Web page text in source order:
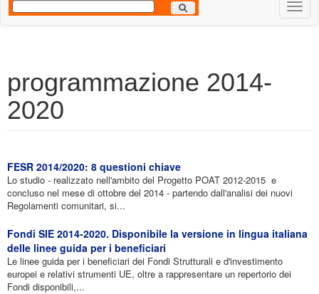
Menù
programmazione 2014-
2020
FESR 2014/2020: 8 questioni chiave
Lo studio - realizzato nell'ambito del Progetto POAT 2012-2015 e
concluso nel mese di ottobre del 2014 - partendo dall'analisi dei nuovi
Regolamenti comunitari, si...
Fondi SIE 2014-2020. Disponibile la versione in lingua italiana
delle linee guida per i beneficiari
Le linee guida per i beneficiari dei Fondi Strutturali e d'investimento
europei e relativi strumenti UE, oltre a rappresentare un repertorio dei
Fondi disponibili,...